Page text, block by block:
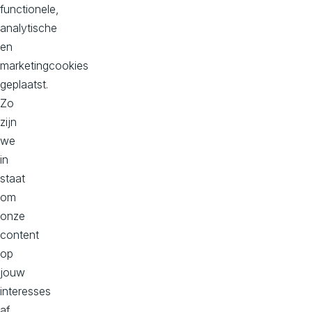
Onze kantoren
Bekijk op maps
Kantoor Zuid, Donna
Philitelaan 57, 2e verdieping
Eindhoven
Bekijk op maps
functionele,
analytische
en
marketingcookies
geplaatst.
Zo
zijn
we
in
staat
om
onze
content
op
jouw
interesses